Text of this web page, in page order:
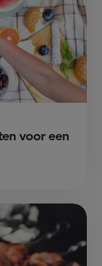
voor een